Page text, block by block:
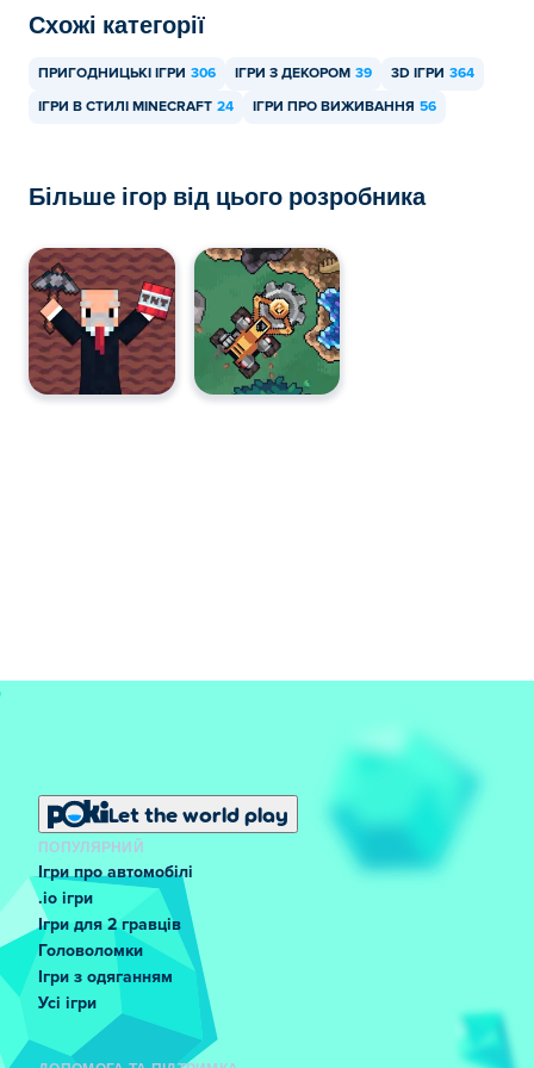
Схожі категорії
ПРИГОДНИЦЬКІ ІГРИ 306 ІГРИ З ДЕКОРОМ 39 3D ІГРИ 364
ІГРИ В СТИЛІ MINECRAFT 24 ІГРИ ПРО ВИЖИВАННЯ 56
Більше ігор від цього розробника
Let the world play
ПОПУЛЯРНИЙ
Ігри про автомобілі
.io ігри
Ігри для 2 гравців
Головоломки
Ігри з одяганням
Усі ігри